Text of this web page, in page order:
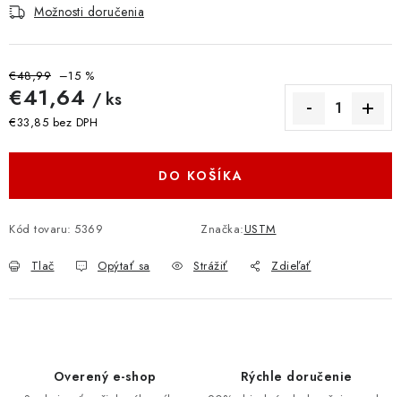
Možnosti doručenia
€48,99 –15 %
€41,64 / ks
€33,85 bez DPH
DO KOŠÍKA
Kód tovaru: 5369 Značka:USTM
Tlač Opýtať sa Strážiť Zdieľať
Overený e-shop Rýchle doručenie